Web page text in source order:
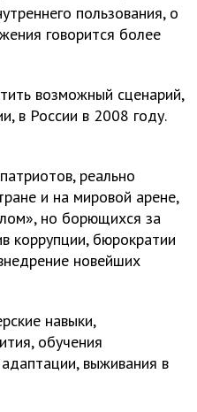
пользования, о
говорится более
возможный сценарий,
в России в 2008 году.
реально
и на мировой арене,
но борющихся за
коррупции, бюрократии
новейших
навыки,
обучения
выживания в